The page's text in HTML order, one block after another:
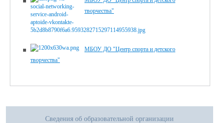
творчества"
МБОУ ДО "Центр спорта и детского
творчества"
Сведения об образовательной организации